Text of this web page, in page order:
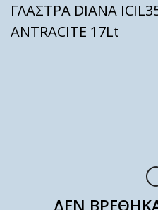
ΓΛΑΣΤΡΑ DIANA
ANTRACITE 17Lt
ΔΕΝ